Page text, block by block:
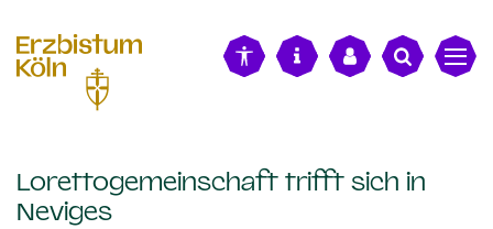
Lorettogemeinschaft trifft sich in
Neviges: